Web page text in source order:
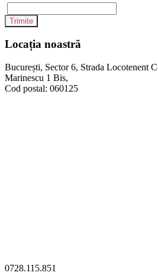
Trimite
Locația noastră
București, Sector 6, Strada Locotenent
Marinescu 1 Bis,
Cod postal: 060125
0728.115.851